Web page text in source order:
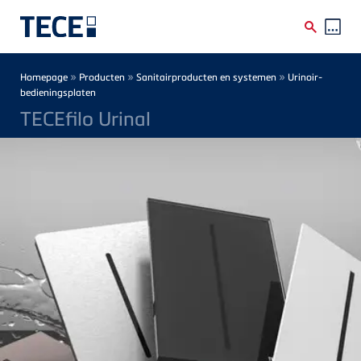
Breadcrumb
Homepage » Producten » Sanitairproducten en systemen » Urinoir-
bedieningsplaten
TECEfilo Urinal